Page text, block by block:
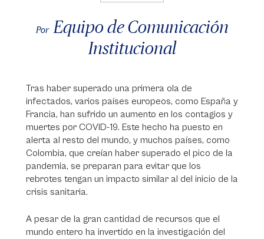
Por Equipo de Comunicación
Institucional
Tras haber superado una primera ola de
infectados, varios países europeos, como España y
Francia, han sufrido un aumento en los contagios y
muertes por COVID-19. Este hecho ha puesto en
alerta al resto del mundo, y muchos países, como
Colombia, que creían haber superado el pico de la
pandemia, se preparan para evitar que los
rebrotes tengan un impacto similar al del inicio de la
crisis sanitaria.
A pesar de la gran cantidad de recursos que el
mundo entero ha invertido en la investigación del